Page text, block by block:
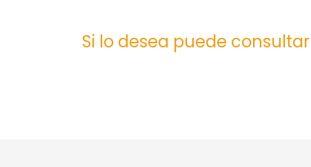
Si lo desea puede